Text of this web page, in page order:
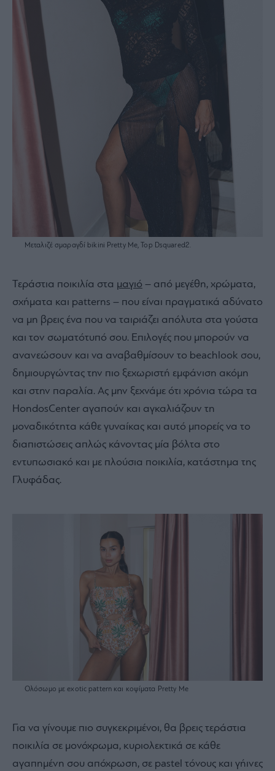
Μεταλιζέ σμαραγδί bikini Pretty Me, Top Dsquared2.
Τεράστια ποικιλία στα μαγιό – από μεγέθη, χρώματα,
σχήματα και patterns – που είναι πραγματικά αδύνατο
να μη βρεις ένα που να ταιριάζει απόλυτα στα γούστα
και τον σωματότυπό σου. Επιλογές που μπορούν να
ανανεώσουν και να αναβαθμίσουν το beachlook σου,
δημιουργώντας την πιο ξεχωριστή εμφάνιση ακόμη
και στην παραλία. Ας μην ξεχνάμε ότι χρόνια τώρα τα
HondosCenter αγαπούν και αγκαλιάζουν τη
μοναδικότητα κάθε γυναίκας και αυτό μπορείς να το
διαπιστώσεις απλώς κάνοντας μία βόλτα στο
εντυπωσιακό και με πλούσια ποικιλία, κατάστημα της
Γλυφάδας.
Ολόσωμο με exotic pattern και κοψίματα Pretty Me
Για να γίνουμε πιο συγκεκριμένοι, θα βρεις τεράστια
ποικιλία σε μονόχρωμα, κυριολεκτικά σε κάθε
αγαπημένη σου απόχρωση, σε pastel τόνους και γήινες